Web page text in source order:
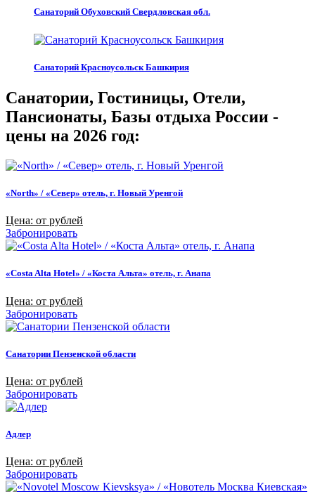
Санаторий Обуховский Свердловская обл.
Санаторий Красноусольск Башкирия
Санатории, Гостиницы, Отели,
Пансионаты, Базы отдыха России -
цены на 2026 год:
«North» / «Север» отель, г. Новый Уренгой
Цена: от рублей
Забронировать
«Costa Alta Hotel» / «Коста Альта» отель, г. Анапа
Цена: от рублей
Забронировать
Санатории Пензенской области
Цена: от рублей
Забронировать
Адлер
Цена: от рублей
Забронировать